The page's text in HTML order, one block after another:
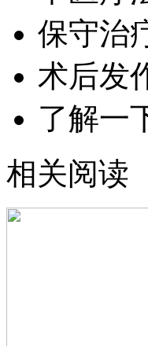
保守治
术后发
了解一
相关阅读